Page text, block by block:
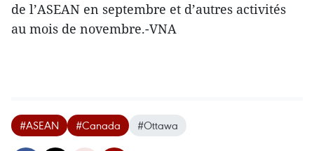
de l’ASEAN en septembre et d’autres activités
au mois de novembre.-VNA
#ASEAN #Canada #Ottawa